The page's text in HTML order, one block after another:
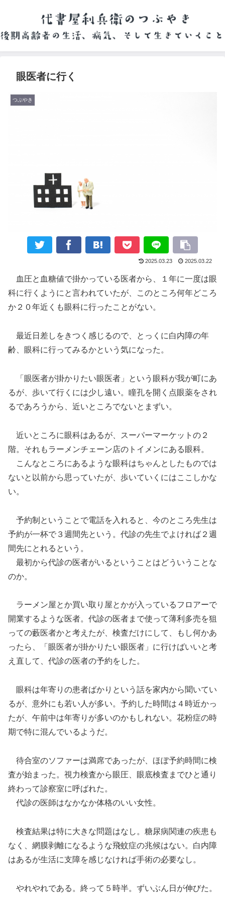
眼医者に行く
つぶやき
2025.03.23 2025.03.22
血圧と血糖値で掛かっている医者から、１年に一度は眼
科に行くようにと言われていたが、このところ何年どころ
か２０年近くも眼科に行ったことがない。
最近日差しをきつく感じるので、とっくに白内障の年
齢、眼科に行ってみるかという気になった。
「眼医者が掛かりたい眼医者」という眼科が我が町にあ
るが、歩いて行くには少し遠い。瞳孔を開く点眼薬をされ
るであろうから、近いところでないとまずい。
近いところに眼科はあるが、スーパーマーケットの２
階。それもラーメンチェーン店のトイメンにある眼科。
こんなところにあるような眼科はちゃんとしたものでは
ないと以前から思っていたが、歩いていくにはここしかな
い。
予約制ということで電話を入れると、今のところ先生は
予約が一杯で３週間先という。代診の先生でよければ２週
間先にとれるという。
最初から代診の医者がいるということはどういうことな
のか。
ラーメン屋とか買い取り屋とかが入っているフロアーで
開業するような医者。代診の医者まで使って薄利多売を狙
っての藪医者かと考えたが、検査だけにして、もし何かあ
ったら、「眼医者が掛かりたい眼医者」に行けばいいと考
え直して、代診の医者の予約をした。
眼科は年寄りの患者ばかりという話を家内から聞いてい
るが、意外にも若い人が多い。予約した時間は４時近かっ
たが、午前中は年寄りが多いのかもしれない。花粉症の時
期で特に混んでいるようだ。
待合室のソファーは満席であったが、ほぼ予約時間に検
査が始まった。視力検査から眼圧、眼底検査までひと通り
終わって診察室に呼ばれた。
代診の医師はなかなか体格のいい女性。
検査結果は特に大きな問題はなし。糖尿病関連の疾患も
なく、網膜剥離になるような飛蚊症の兆候はない。白内障
はあるが生活に支障を感じなければ手術の必要なし。
やれやれである。終って５時半。ずいぶん日が伸びた。